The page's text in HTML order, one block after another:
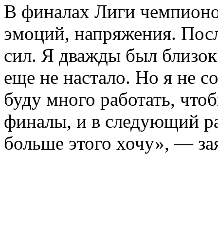
В финалах Лиги
эмоций, напряжения.
сил. Я дважды был
еще не настало. Но я не
буду много работать,
финалы, и в следующий
больше этого хочу», —